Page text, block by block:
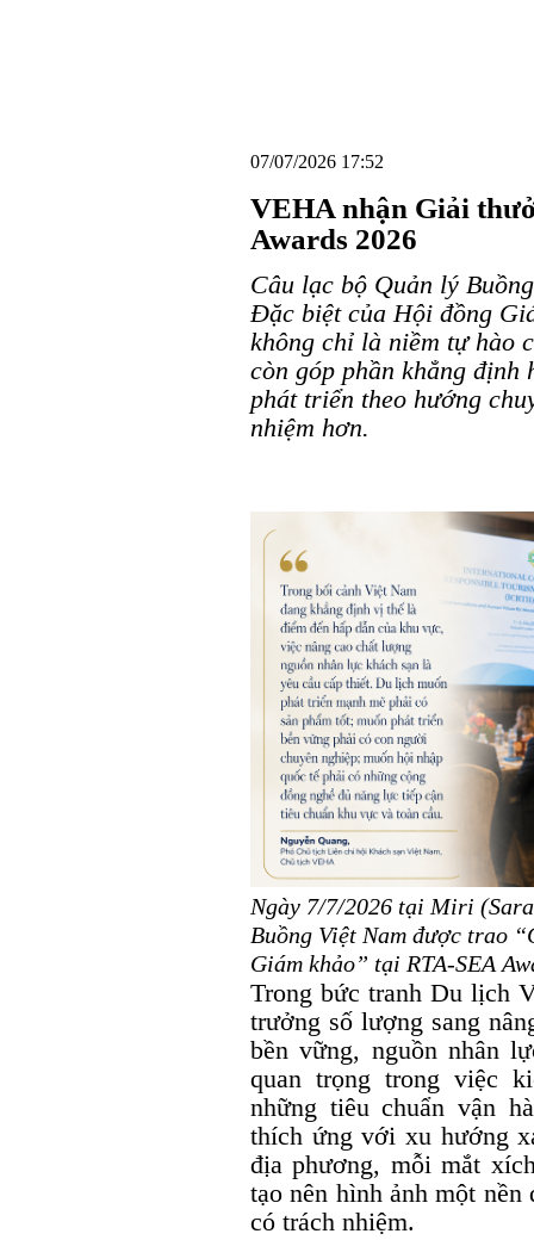
07/07/2026 17:52
VEHA nhận Giải
Awards 2026
Câu lạc bộ Quản lý
Đặc biệt của Hội đồng
không chỉ là niềm tự hào
còn góp phần khẳng định
phát triển theo hướng
nhiệm hơn.
Ngày 7/7/2026 tại Miri
Buồng Việt Nam được trao
Giám khảo” tại RTA-SEA
Trong bức tranh Du lịch
trưởng số lượng sang
bền vững, nguồn nhân
quan trọng trong việc
những tiêu chuẩn vận
thích ứng với xu hướng
địa phương, mỗi mắt
tạo nên hình ảnh một
có trách nhiệm.